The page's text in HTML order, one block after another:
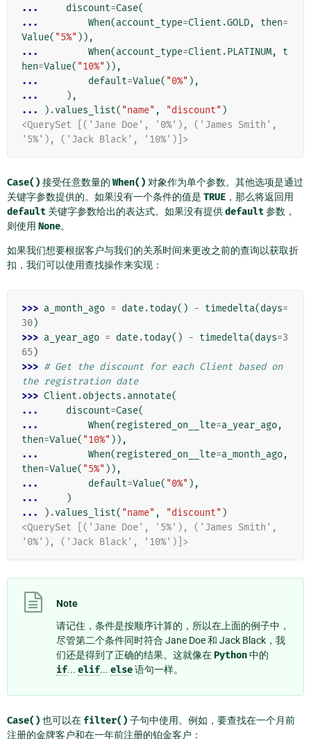
...
discount=Case(
...
When(account_type=Client .GOLD, then=
Value( "5%" )),
...
When(account_type=Client .PLATINUM,
t
hen=Value( "10%" )),
...
default=Value( "0%" ),
...
),
...
) .values_list( "name" , "discount" )
<QuerySet [('Jane Doe', '0%'), ('James Smith',
'5%'), ('Jack Black', '10%')]>
Case() 接受任意数量的 When() 对象作为单个参数。其他选项是通过
关键字参数提供的。如果没有一个条件的值是 TRUE ，那么将返回用
default 关键字参数给出的表达式。如果没有提供default参数，
则使用 None。
如果我们想要根据客户与我们的关系时间来更改之前的查询以获取折
扣，我们可以使用查找操作来实现：
>>> a_month_ago = date.today() - timedelta(days=
30)
>>> a_year_ago = date.today() - timedelta(days=3
65 )
>>> # Get the discount for each Client based on
the registration date
>>> Client .objects .annotate(
...
discount=Case(
...
When(registered_on__lte=a_year_ago,
then=Value( "10%" )),
...
When(registered_on__lte=a_month_ago,
then=Value( "5%" )),
...
default=Value( "0%" ),
...
)
...
) .values_list( "name" , "discount" )
<QuerySet [('Jane Doe', '5%'), ('James Smith',
'0%'), ('Jack Black', '10%')]>
Note
请记住，条件是按顺序计算的，所以在上面的例子中，
尽管第二个条件同时符合 Jane Doe 和 Jack Black，我
们还是得到了正确的结果。这就像在Python中的
if... elif... else语句一样。
Case() 也可以在 filter() 子句中使用。例如，要查找在一个月前
注册的金牌客户和在一年前注册的铂金客户：